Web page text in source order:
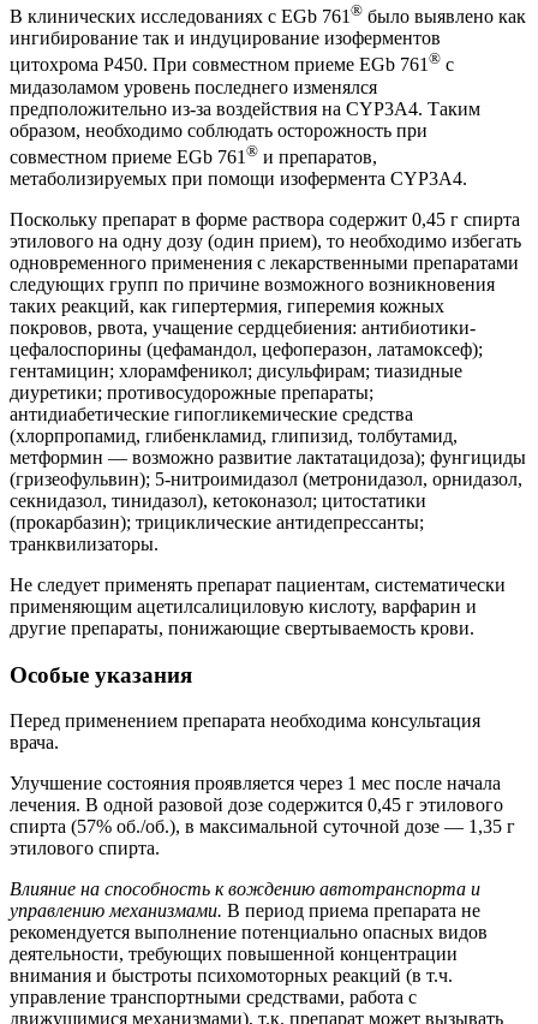
В клинических исследованиях с EGb 761 ® было выявлено как
ингибирование так и индуцирование изоферментов
цитохрома Р450. При совместном приеме EGb 761® с
мидазоламом уровень последнего изменялся
предположительно из-за воздействия на CYP3A4. Таким
образом, необходимо соблюдать осторожность при
совместном приеме EGb 761 ® и препаратов,
метаболизируемых при помощи изофермента CYP3A4.
Поскольку препарат в форме раствора содержит 0,45 г спирта
этилового на одну дозу (один прием), то необходимо избегать
одновременного применения с лекарственными препаратами
следующих групп по причине возможного возникновения
таких реакций, как гипертермия, гиперемия кожных
покровов, рвота, учащение сердцебиения: антибиотики-
цефалоспорины (цефамандол, цефоперазон, латамоксеф);
гентамицин; хлорамфеникол; дисульфирам; тиазидные
диуретики; противосудорожные препараты;
антидиабетические гипогликемические средства
(хлорпропамид, глибенкламид, глипизид, толбутамид,
метформин — возможно развитие лактатацидоза); фунгициды
(гризеофульвин); 5-нитроимидазол (метронидазол, орнидазол,
секнидазол, тинидазол), кетоконазол; цитостатики
(прокарбазин); трициклические антидепрессанты;
транквилизаторы.
Не следует применять препарат пациентам, систематически
применяющим ацетилсалициловую кислоту, варфарин и
другие препараты, понижающие свертываемость крови.
Особые указания
Перед применением препарата необходима консультация
врача.
Улучшение состояния проявляется через 1 мес после начала
лечения. В одной разовой дозе содержится 0,45 г этилового
спирта (57% об./об.), в максимальной суточной дозе — 1,35 г
этилового спирта.
Влияние на способность к вождению автотранспорта и
управлению механизмами. В период приема препарата не
рекомендуется выполнение потенциально опасных видов
деятельности, требующих повышенной концентрации
внимания и быстроты психомоторных реакций (в т.ч.
управление транспортными средствами, работа с
движущимися механизмами), т.к. препарат может вызывать